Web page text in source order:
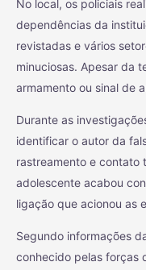
No local, os policiais
dependências da
revistadas e vários
minuciosas. Apesar da
armamento ou sinal de
Durante as
identificar o autor da
rastreamento e contato
adolescente acabou
ligação que acionou as
Segundo informações
conhecido pelas forças